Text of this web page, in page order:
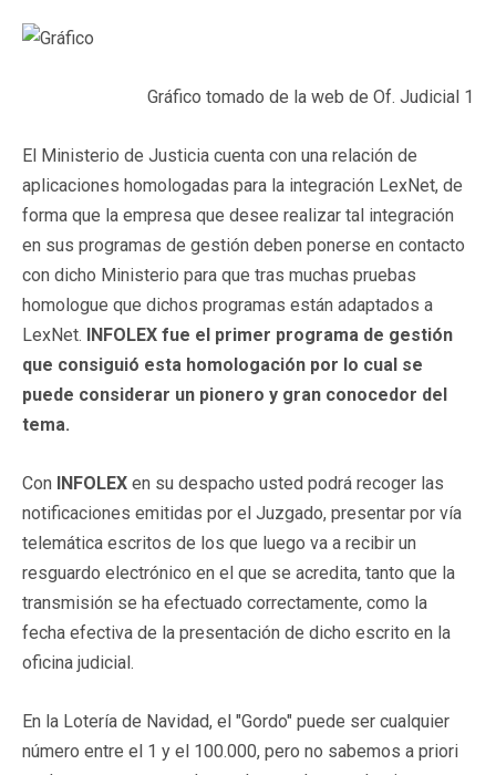
Gráfico tomado de la web de Of. Judicial 1
El Ministerio de Justicia cuenta con una relación de
aplicaciones homologadas para la integración LexNet, de
forma que la empresa que desee realizar tal integración
en sus programas de gestión deben ponerse en contacto
con dicho Ministerio para que tras muchas pruebas
homologue que dichos programas están adaptados a
LexNet. INFOLEX fue el primer programa de gestión
que consiguió esta homologación por lo cual se
puede considerar un pionero y gran conocedor del
tema.
Con INFOLEX en su despacho usted podrá recoger las
notificaciones emitidas por el Juzgado, presentar por vía
telemática escritos de los que luego va a recibir un
resguardo electrónico en el que se acredita, tanto que la
transmisión se ha efectuado correctamente, como la
fecha efectiva de la presentación de dicho escrito en la
oficina judicial.
En la Lotería de Navidad, el "Gordo" puede ser cualquier
número entre el 1 y el 100.000, pero no sabemos a priori